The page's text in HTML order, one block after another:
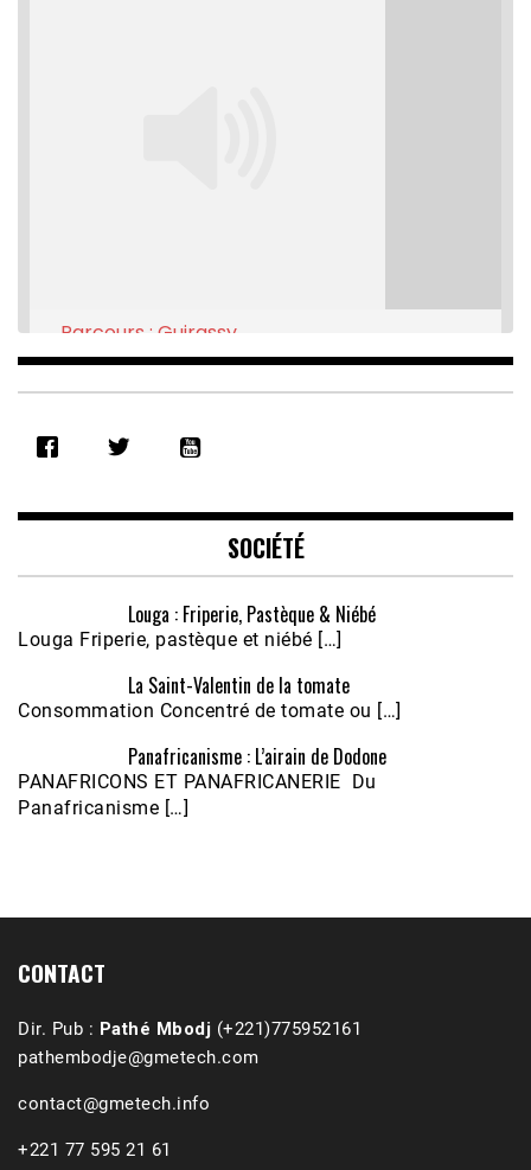
RSS FEED
EMBED
Parcours : Guirassy
Feb 16, 2021 • 28:08
Écoutez le parcours de Claudiane Kapia
Nobana (Podologue)
Feb 24, 2021 • 28mn
SOCIÉTÉ
Louga : Friperie, Pastèque & Niébé
Louga Friperie, pastèque et niébé […]
La Saint-Valentin de la tomate
Consommation Concentré de tomate ou […]
Panafricanisme : L’airain de Dodone
PANAFRICONS ET PANAFRICANERIE Du
Panafricanisme […]
CONTACT
Dir. Pub : Pathé Mbodj (+221)775952161
pathembodje@gmetech.com
contact@gmetech.info
+221 77 595 21 61